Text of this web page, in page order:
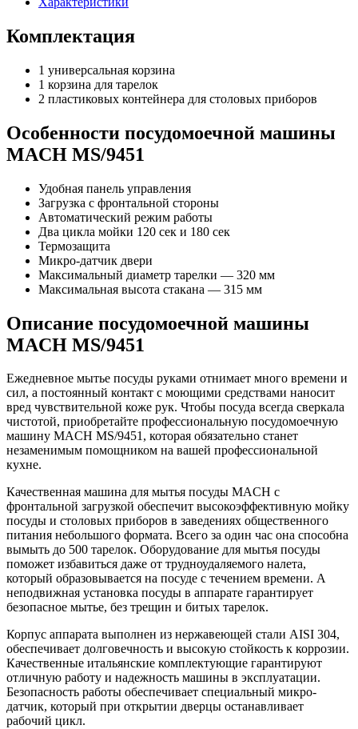
Комплектация
1 универсальная корзина
1 корзина для тарелок
2 пластиковых контейнера для столовых приборов
Особенности посудомоечной машины
MACH MS/9451
Удобная панель управления
Загрузка с фронтальной стороны
Автоматический режим работы
Два цикла мойки 120 сек и 180 сек
Термозащита
Микро-датчик двери
Максимальный диаметр тарелки — 320 мм
Максимальная высота стакана — 315 мм
Описание посудомоечной машины
MACH MS/9451
Ежедневное мытье посуды руками отнимает много времени и
сил, а постоянный контакт с моющими средствами наносит
вред чувствительной коже рук. Чтобы посуда всегда сверкала
чистотой, приобретайте профессиональную посудомоечную
машину MACH MS/9451, которая обязательно станет
незаменимым помощником на вашей профессиональной
кухне.
Качественная машина для мытья посуды MACH с
фронтальной загрузкой обеспечит высокоэффективную мойку
посуды и столовых приборов в заведениях общественного
питания небольшого формата. Всего за один час она способна
вымыть до 500 тарелок. Оборудование для мытья посуды
поможет избавиться даже от трудноудаляемого налета,
который образовывается на посуде с течением времени. А
неподвижная установка посуды в аппарате гарантирует
безопасное мытье, без трещин и битых тарелок.
Корпус аппарата выполнен из нержавеющей стали AISI 304,
обеспечивает долговечность и высокую стойкость к коррозии.
Качественные итальянские комплектующие гарантируют
отличную работу и надежность машины в эксплуатации.
Безопасность работы обеспечивает специальный микро-
датчик, который при открытии дверцы останавливает
рабочий цикл.